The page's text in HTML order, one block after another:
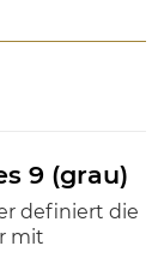
9 (grau)
definiert die
mit